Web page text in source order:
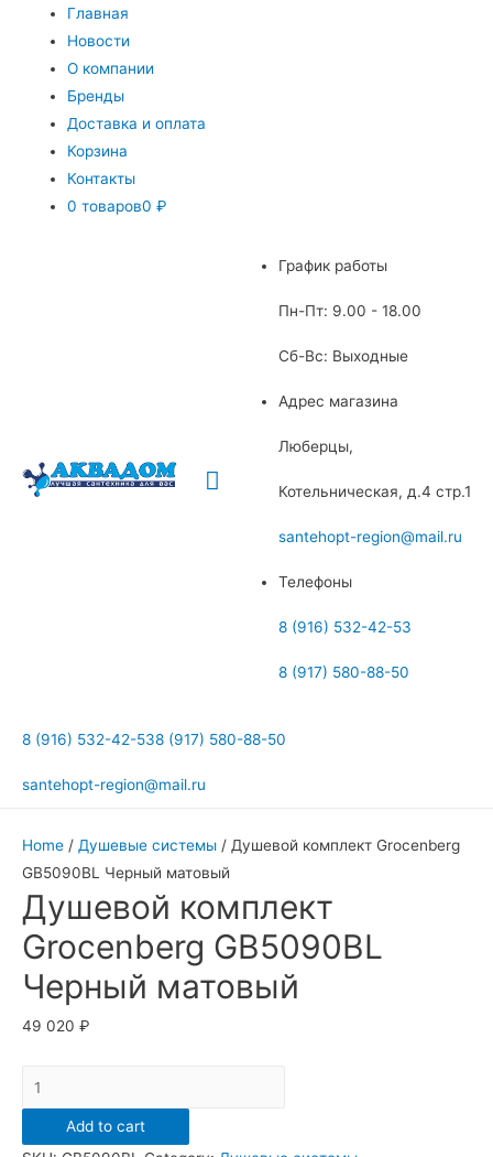
Главная
Новости
О компании
Бренды
Доставка и оплата
Корзина
Контакты
0 товаров0 ₽
Главное
График работы
Пн-Пт: 9.00 - 18.00
Сб-Вс: Выходные
Адрес магазина
Люберцы,
Котельническая, д.4 стр.1
santehopt-region@mail.ru
Телефоны
8 (916) 532-42-53
8 (917) 580-88-50
8 (916) 532-42-538 (917) 580-88-50
santehopt-region@mail.ru
Home / Душевые системы / Душевой комплект Grocenberg
GB5090BL Черный матовый
Душевой комплект
Grocenberg GB5090BL
Черный матовый
49 020 ₽
Душевой
комплект
GrocenbergAdd to cart